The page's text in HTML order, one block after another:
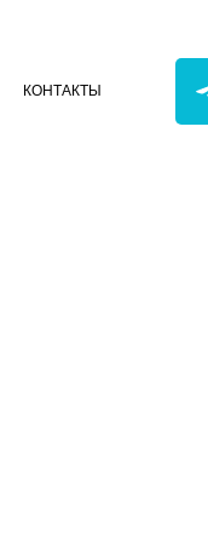
КОНТАКТЫ